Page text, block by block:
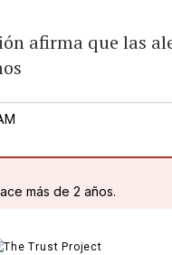
afirma que las
más de 2 años.